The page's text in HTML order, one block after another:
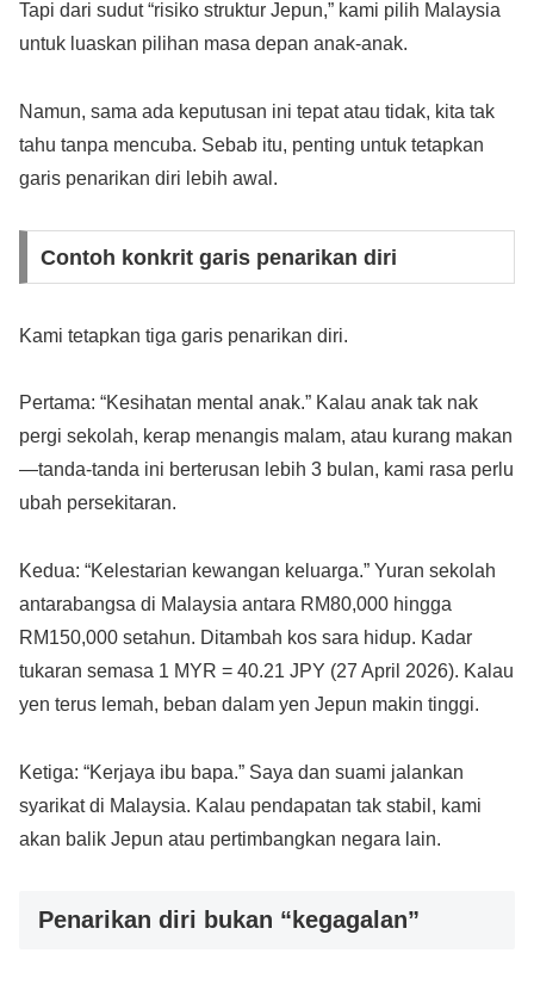
Tapi dari sudut “risiko struktur Jepun,” kami pilih Malaysia
untuk luaskan pilihan masa depan anak-anak.
Namun, sama ada keputusan ini tepat atau tidak, kita tak
tahu tanpa mencuba. Sebab itu, penting untuk tetapkan
garis penarikan diri lebih awal.
Contoh konkrit garis penarikan diri
Kami tetapkan tiga garis penarikan diri.
Pertama: “Kesihatan mental anak.” Kalau anak tak nak
pergi sekolah, kerap menangis malam, atau kurang makan
—tanda-tanda ini berterusan lebih 3 bulan, kami rasa perlu
ubah persekitaran.
Kedua: “Kelestarian kewangan keluarga.” Yuran sekolah
antarabangsa di Malaysia antara RM80,000 hingga
RM150,000 setahun. Ditambah kos sara hidup. Kadar
tukaran semasa 1 MYR = 40.21 JPY (27 April 2026). Kalau
yen terus lemah, beban dalam yen Jepun makin tinggi.
Ketiga: “Kerjaya ibu bapa.” Saya dan suami jalankan
syarikat di Malaysia. Kalau pendapatan tak stabil, kami
akan balik Jepun atau pertimbangkan negara lain.
Penarikan diri bukan “kegagalan”